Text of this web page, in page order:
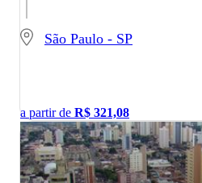
São Paulo - SP
a partir de R$ 321,08